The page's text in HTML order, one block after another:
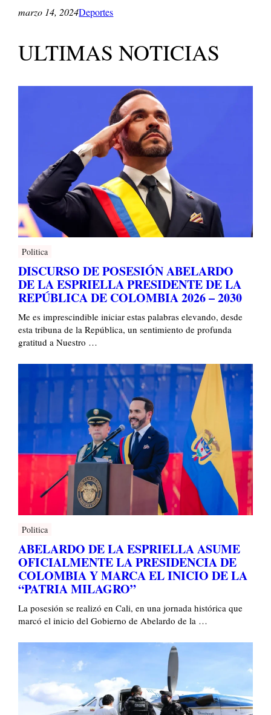
marzo 14, 2024Deportes
ULTIMAS NOTICIAS
Politica
DISCURSO DE POSESIÓN ABELARDO
DE LA ESPRIELLA PRESIDENTE DE LA
REPÚBLICA DE COLOMBIA 2026 – 2030
Me es imprescindible iniciar estas palabras elevando, desde
esta tribuna de la República, un sentimiento de profunda
gratitud a Nuestro …
Politica
ABELARDO DE LA ESPRIELLA ASUME
OFICIALMENTE LA PRESIDENCIA DE
COLOMBIA Y MARCA EL INICIO DE LA
“PATRIA MILAGRO”
La posesión se realizó en Cali, en una jornada histórica que
marcó el inicio del Gobierno de Abelardo de la …